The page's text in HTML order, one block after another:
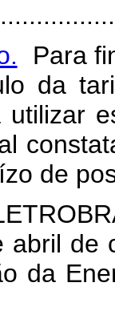
Para
da
utilizar
de
abril de
da